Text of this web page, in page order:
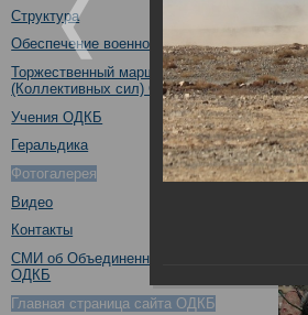
Структура
Обеспечение военной безопасности
Торжественный марш Войск
(Коллективных сил) ОДКБ
Учения ОДКБ
Геральдика
Фотогалерея
Видео
Контакты
СМИ об Объединенном штабе
ОДКБ
Главная страница сайта ОДКБ